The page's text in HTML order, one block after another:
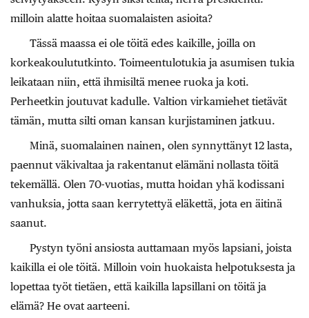
milloin alatte hoitaa suomalaisten asioita?
Tässä maassa ei ole töitä edes kaikille, joilla on
korkeakoulututkinto. Toimeentulotukia ja asumisen tukia
leikataan niin, että ihmisiltä menee ruoka ja koti.
Perheetkin joutuvat kadulle. Valtion virkamiehet tietävät
tämän, mutta silti oman kansan kurjistaminen jatkuu.
Minä, suomalainen nainen, olen synnyttänyt 12 lasta,
paennut väkivaltaa ja rakentanut elämäni nollasta töitä
tekemällä. Olen 70-vuo­tias, mutta hoidan yhä kodissani
vanhuksia, jotta saan kerrytettyä eläkettä, jota en äitinä
saanut.
Pystyn työni ansiosta auttamaan myös lapsiani, joista
kaikilla ei ole töitä. Milloin voin huokaista helpotuksesta ja
lopettaa työt tietäen, että kaikilla lapsillani on töitä ja
elämä? He ovat aarteeni.